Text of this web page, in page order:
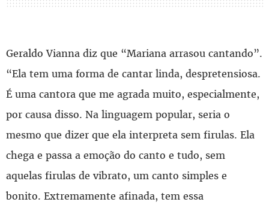
Geraldo Vianna diz que “Mariana arrasou cantando”.
“Ela tem uma forma de cantar linda, despretensiosa.
É uma cantora que me agrada muito, especialmente,
por causa disso. Na linguagem popular, seria o
mesmo que dizer que ela interpreta sem firulas. Ela
chega e passa a emoção do canto e tudo, sem
aquelas firulas de vibrato, um canto simples e
bonito. Extremamente afinada, tem essa